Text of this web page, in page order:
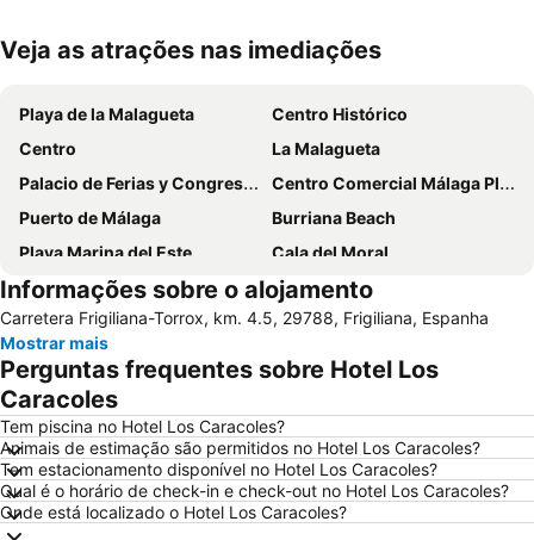
Ampliar mapa
Veja as atrações nas imediações
Playa de la Malagueta
Centro Histórico
Centro
La Malagueta
Palacio de Ferias y Congresos de Málaga
Centro Comercial Málaga Plaza
Puerto de Málaga
Burriana Beach
Playa Marina del Este
Cala del Moral
De la Misericordia
Catedral da Encarnação
Pedregalejo
Carabeillo
Huelin
Balcão de Europa
Playa de poniente de Motril
Vialia Estación María Zambrano
Cruz de Humilladero
Guadalmar
El Palo
4 de Diciembre
Museo de Artes Marineras de Torre de Benagalbón
Baños del Carmen
El Morche
Informações sobre o alojamento
Carretera Frigiliana-Torrox, km. 4.5, 29788, Frigiliana, Espanha
Mostrar mais
Perguntas frequentes sobre Hotel Los
Caracoles
Tem piscina no Hotel Los Caracoles?
Animais de estimação são permitidos no Hotel Los Caracoles?
Tem estacionamento disponível no Hotel Los Caracoles?
Qual é o horário de check-in e check-out no Hotel Los Caracoles?
Onde está localizado o Hotel Los Caracoles?